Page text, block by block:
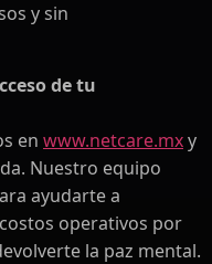
y sin
de tu
en www.netcare.mxy
Nuestro equipo
ayudarte a
operativos por
la paz mental.